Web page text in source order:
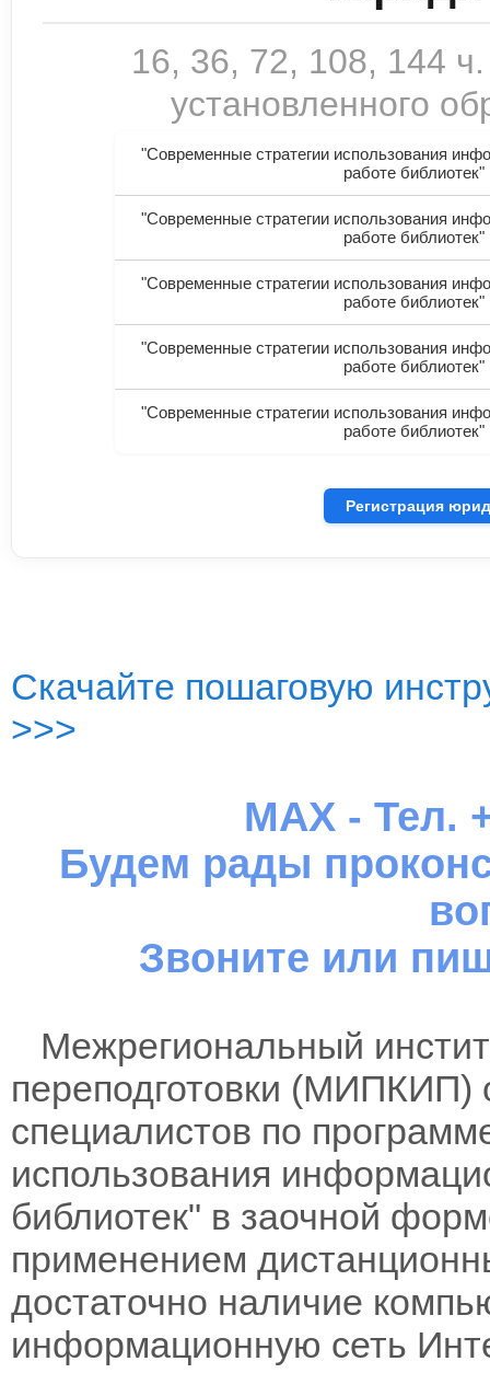
16, 36, 72, 108, 144
установленного
"Современные стратегии использования
работе библиотек"
"Современные стратегии использования
работе библиотек"
"Современные стратегии использования
работе библиотек"
"Современные стратегии использования
работе библиотек"
"Современные стратегии использования
работе библиотек"
Регистрация
Скачайте пошаговую
>>>
MAX - Тел.
Будем рады
Звоните или
Межрегиональный
переподготовки (МИПКИП)
специалистов по
использования
библиотек" в заочной
применением
достаточно наличие
информационную сеть